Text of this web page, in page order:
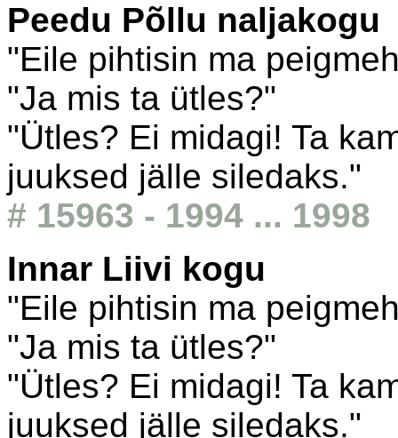
Peedu Põllu naljakogu
"Eile pihtisin ma
"Ja mis ta ütles?"
"Ütles? Ei midagi! Ta
juuksed jälle siledaks."
# 15963 - 1994 ... 1998
Innar Liivi kogu
"Eile pihtisin ma
"Ja mis ta ütles?"
"Ütles? Ei midagi! Ta
juuksed jälle siledaks."